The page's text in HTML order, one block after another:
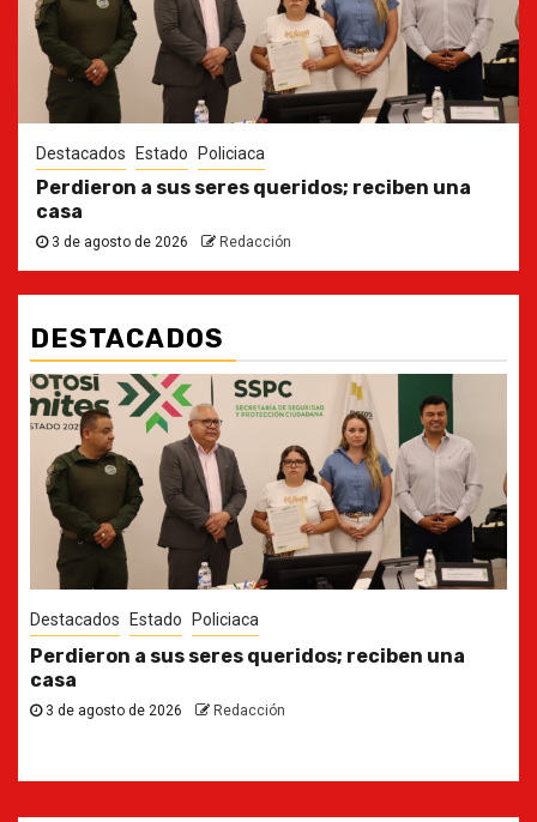
Destacados Estado Policiaca
Perdieron a sus seres queridos; reciben una
casa
3 de agosto de 2026 Redacción
DESTACADOS
Destacados Estado
Ya casi, el quinto informe del Gobernador
30 de julio de 2026